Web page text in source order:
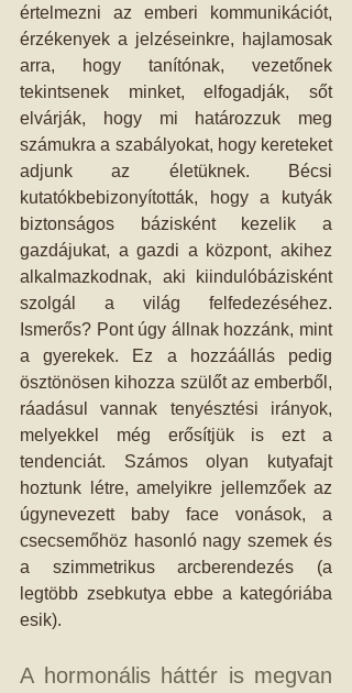
értelmezni az emberi kommunikációt,
érzékenyek a jelzéseinkre, hajlamosak
arra, hogy tanítónak, vezetőnek
tekintsenek minket, elfogadják, sőt
elvárják, hogy mi határozzuk meg
számukra a szabályokat, hogy kereteket
adjunk az életüknek. Bécsi
kutatókbebizonyították, hogy a kutyák
biztonságos bázisként kezelik a
gazdájukat, a gazdi a központ, akihez
alkalmazkodnak, aki kiindulóbázisként
szolgál a világ felfedezéséhez.
Ismerős? Pont úgy állnak hozzánk, mint
a gyerekek. Ez a hozzáállás pedig
ösztönösen kihozza szülőt az emberből,
ráadásul vannak tenyésztési irányok,
melyekkel még erősítjük is ezt a
tendenciát. Számos olyan kutyafajt
hoztunk létre, amelyikre jellemzőek az
úgynevezett baby face vonások, a
csecsemőhöz hasonló nagy szemek és
a szimmetrikus arcberendezés (a
legtöbb zsebkutya ebbe a kategóriába
esik).
A hormonális háttér is megvan